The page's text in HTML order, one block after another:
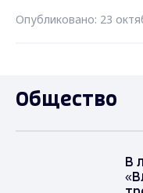
Опубликовано: 23
Общество
В